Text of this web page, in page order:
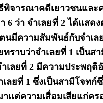
พิจารณาคดีเยาวชนและ
6 ว่า จำเลยที่ 2 ได้แสด
นมีความสัมพันธ์กับจำเล
ราบว่าจำเลยที่ 1 เป็นส
เลยที่ 2 มีความประพฤติ
ลยที่ 1 ซึ่งเป็นสามีโจทก์ซึ่
แต่ความเสื่อมเสียแก่คร